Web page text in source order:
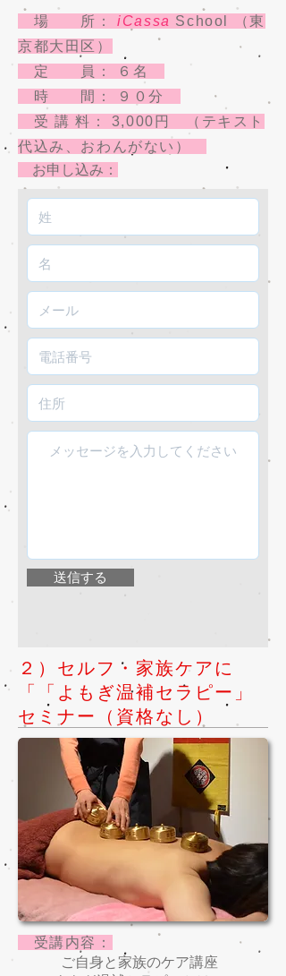
場 所：iCassa School （東
京都大田区）
定 員： ６名
時 間： ９０分
受 講 料： 3,000円 （テキスト
代込み、おわんがない）
お申し込み：
送信する
２）セルフ・家族ケアに
「「よもぎ温補セラピー」
セミナー（資格なし）
受講内容：
ご自身と家族のケア講座